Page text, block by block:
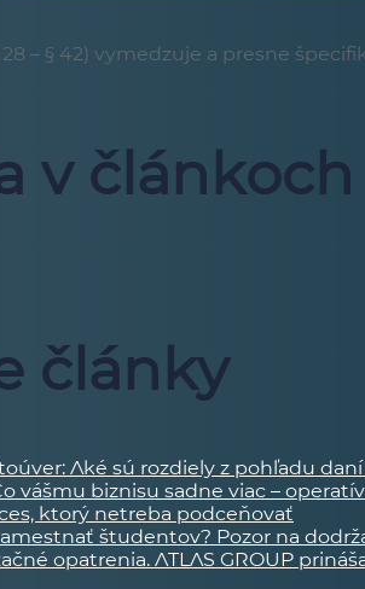
– § 42) vymedzuje a presne
v článkoch
články
Aké sú rozdiely z pohľadu
vášmu biznisu sadne viac –
ktorý netreba podceňovať
študentov? Pozor na
opatrenia. ATLAS GROUP